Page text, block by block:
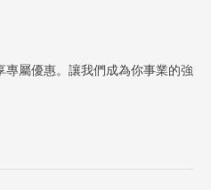
屬優惠。讓我們成為你事業的強